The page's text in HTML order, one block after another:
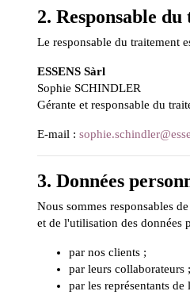
2. Responsable
Le responsable du traitement
ESSENS Sàrl
Sophie SCHINDLER
Gérante et responsable du
E-mail :
3. Données
Nous sommes responsables
et de l'utilisation des données
par nos clients ;
par leurs collaborateurs ;
par les représentants